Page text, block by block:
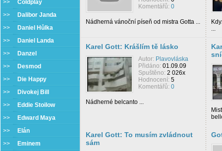
>> Coldplay
>>
Dalibor Janda
>>
Daniel Hůlka
>>
Daniel Landa
>>
Danzel
>>
Desmod
>>
Die Happy
>>
Divokej Bill
>>
Eddie Stoilow
>>
Edward Maya
>>
Elán
>>
Eminem
Komentářů: 0
Nádherná vánoční píseň od mistra Gotta ...
...
Karel Gott: Krášlím tě lásko
Autor: Plavovláska
Přidáno: 01.09.09
Spuštěno: 2 026x
Hodnocení: 5
Komentářů: 0
Nádherné belcanto ...
Karel Gott: To musím zvládnout
sám